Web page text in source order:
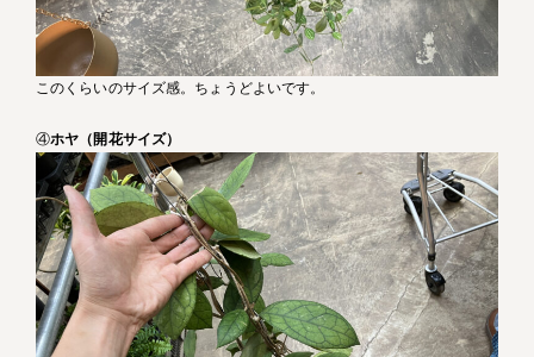
このくらいのサイズ感。ちょうどよいです。
④ホヤ（開花サイズ）